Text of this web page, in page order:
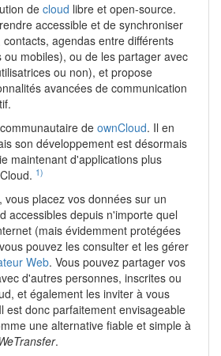
de cloud libre et open-source.
accessible et de synchroniser
agendas entre différents
mobiles), ou de les partager avec
ou non), et propose
avancées de communication
de ownCloud. Il en
son développement est désormais
maintenant d'applications plus
1)
vous placez vos données sur un
accessibles depuis n'importe quel
(mais évidemment protégées
pouvez les consulter et les gérer
Web. Vous pouvez partager vos
d'autres personnes, inscrites ou
et également les inviter à vous
est donc parfaitement envisageable
une alternative fiable et simple à
.